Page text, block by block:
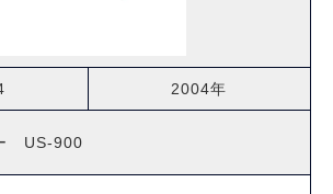
US-900
2004年